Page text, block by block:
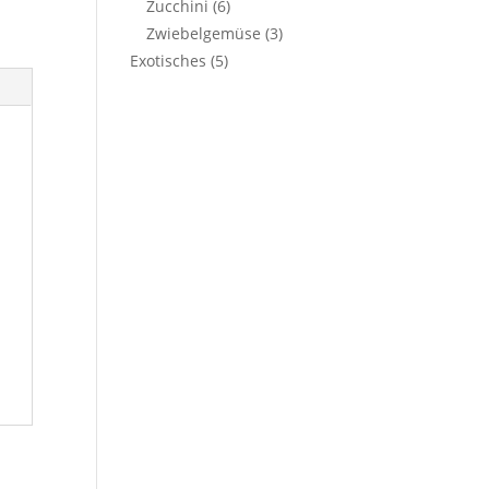
Zucchini (6)
Zwiebelgemüse (3)
Exotisches (5)